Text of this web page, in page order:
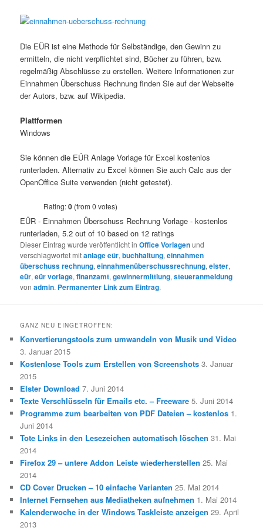
Die EÜR ist eine Methode für Selbständige, den Gewinn zu
ermitteln, die nicht verpflichtet sind, Bücher zu führen, bzw.
regelmäßig Abschlüsse zu erstellen. Weitere Informationen zur
Einnahmen Überschuss Rechnung finden Sie auf der Webseite
der Autors, bzw. auf Wikipedia.
Plattformen
Windows
Sie können die EÜR Anlage Vorlage für Excel kostenlos
runterladen. Alternativ zu Excel können Sie auch Calc aus der
OpenOffice Suite verwenden (nicht getestet).
Rating:0 (from 0 votes)
EÜR - Einnahmen Überschuss Rechnung Vorlage - kostenlos
runterladen,5.2 out of 10 based on 12 ratings
Dieser Eintrag wurde veröffentlicht inOffice Vorlagenund
verschlagwortet mitanlage eür,buchhaltung,einnahmen
überschuss rechnung,einnahmenüberschussrechnung,elster,
eür,eür vorlage,finanzamt,gewinnermittlung,steueranmeldung
vonadmin. Permanenter Link zum Eintrag.
GANZ NEU EINGETROFFEN:
Konvertierungstools zum umwandeln von Musik und Video
3. Januar 2015
Kostenlose Tools zum Erstellen von Screenshots 3. Januar
2015
Elster Download 7. Juni 2014
Texte Verschlüsseln für Emails etc. – Freeware 5. Juni 2014
Programme zum bearbeiten von PDF Dateien – kostenlos 1.
Juni 2014
Tote Links in den Lesezeichen automatisch löschen 31. Mai
2014
Firefox 29 – untere Addon Leiste wiederherstellen 25. Mai
2014
CD Cover Drucken – 10 einfache Varianten 25. Mai 2014
Internet Fernsehen aus Mediatheken aufnehmen 1. Mai 2014
Kalenderwoche in der Windows Taskleiste anzeigen 29. April
2013